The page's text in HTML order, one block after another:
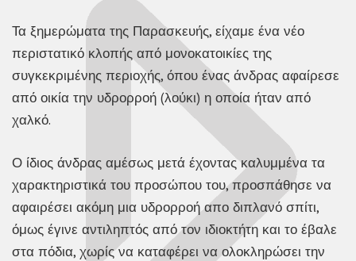
Τα ξημερώματα της Παρασκευής, είχαμε ένα νέο
περιστατικό κλοπής από μονοκατοικίες της
συγκεκριμένης περιοχής, όπου ένας άνδρας αφαίρεσε
από οικία την υδρορροή (λούκι) η οποία ήταν από
χαλκό.
Ο ίδιος άνδρας αμέσως μετά έχοντας καλυμμένα τα
χαρακτηριστικά του προσώπου του, προσπάθησε να
αφαιρέσει ακόμη μια υδρορροή απο διπλανό σπίτι,
όμως έγινε αντιληπτός από τον ιδιοκτήτη και το έβαλε
στα πόδια, χωρίς να καταφέρει να ολοκληρώσει την